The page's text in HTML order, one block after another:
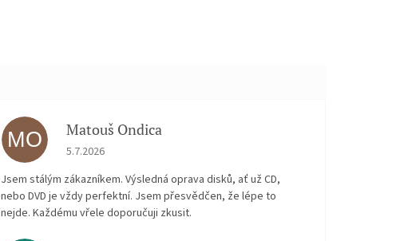
MO Matouš Ondica
Hodnocení obchodu je 5 z 5 hvězdiček.
5.7.2026
Jsem stálým zákazníkem. Výsledná oprava disků, ať už CD,
nebo DVD je vždy perfektní. Jsem přesvědčen, že lépe to
nejde. Každému vřele doporučuji zkusit.